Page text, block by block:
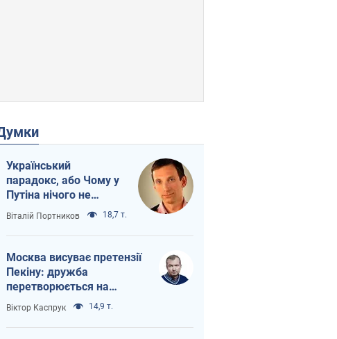
Думки
Український
парадокс, або Чому у
Путіна нічого не
вийшло з Україною
Віталій Портников 18,7 т.
Москва висуває претензії
Пекіну: дружба
перетворюється на
залежність Росії від
Китаю
Віктор Каспрук 14,9 т.